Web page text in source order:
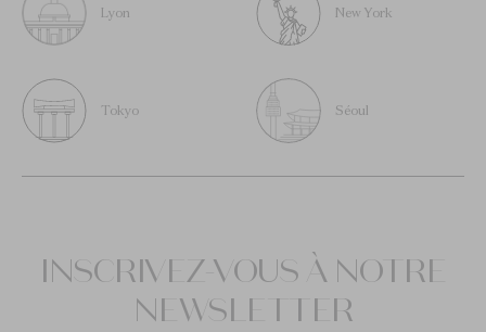
Lyon New York
Tokyo Séoul
INSCRIVEZ-VOUS À NOTRE
NEWSLETTER